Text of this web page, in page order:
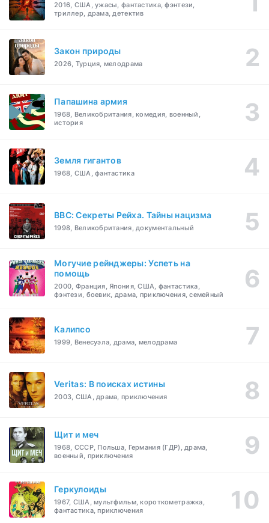
2016, США, ужасы, фантастика, фэнтези,
триллер, драма, детектив
Закон природы
2026, Турция, мелодрама
Папашина армия
1968, Великобритания, комедия, военный,
история
Земля гигантов
1968, США, фантастика
BBC: Секреты Рейха. Тайны нацизма
1998, Великобритания, документальный
Могучие рейнджеры: Успеть на
помощь
2000, Франция, Япония, США, фантастика,
фэнтези, боевик, драма, приключения, семейный
Калипсо
1999, Венесуэла, драма, мелодрама
Veritas: В поисках истины
2003, США, драма, приключения
Щит и меч
1968, СССР, Польша, Германия (ГДР), драма,
военный, приключения
Геркулоиды
1967, США, мультфильм, короткометражка,
фантастика, приключения